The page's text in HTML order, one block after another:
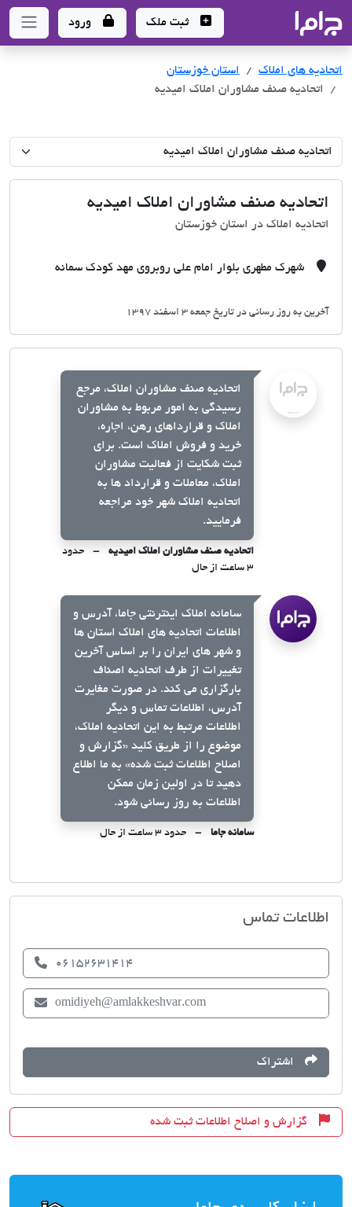
- سامانه جامع املاک و مشاورین املاک
ثبت ملک ورود
اتحادیه های املاک اتحادیه های املاک
استان خوزستان
اتحادیه صنف مشاوران املاک امیدیه
اتحادیه صنف مشاوران املاک امیدیه
اتحادیه املاک در استان خوزستان
شهرک مطهری بلوار امام علی روبروی مهد کودک سمانه
آخرین به روز رسانی در تاریخ جمعه 3 اسفند 1397
اتحادیه صنف مشاوران املاک، مرجع
رسیدگی به امور مربوط به مشاوران
املاک و قرارداهای رهن، اجاره،
خرید و فروش املاک است. برای
ثبت شکایت از فعالیت مشاوران
املاک، معاملات و قرارداد ها به
اتحادیه املاک شهر خود مراجعه
فرمایید.
اتحادیه صنف مشاوران املاک امیدیه
حدود
۳ ساعت از حال
سامانه املاک اینترنتی جاما، آدرس و
اطلاعات اتحادیه های املاک استان ها
و شهر های ایران را بر اساس آخرین
تغییرات از طرف اتحادیه اصناف
بارگزاری می کند. در صورت مغایرت
آدرس، اطلاعات تماس و دیگر
اطلاعات مرتبط به این اتحادیه املاک،
موضوع را از طریق کلید «گزارش و
اصلاح اطلاعات ثبت شده» به ما اطلاع
دهید تا در اولین زمان ممکن
اطلاعات به روز رسانی شود.
سامانه جاما حدود ۳ ساعت از حال
اطلاعات تماس
06152631414
omidiyeh@amlakkeshvar.com
اشتراک
گزارش و اصلاح اطلاعات ثبت شده